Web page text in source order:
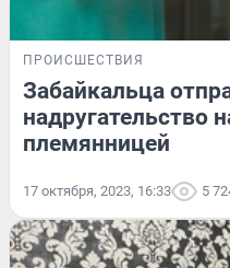
ПРОИСШЕСТВИЯ
Забайкальца
надругательство
племянницей
17 октября, 2023, 16:33 5